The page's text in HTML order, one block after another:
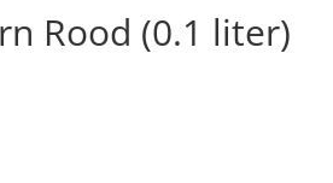
Rood (0.1 liter)